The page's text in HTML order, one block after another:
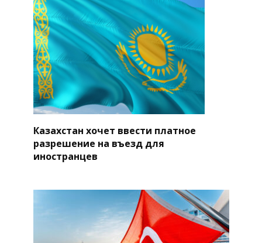
Казахстан хочет ввести платное
разрешение на въезд для
иностранцев